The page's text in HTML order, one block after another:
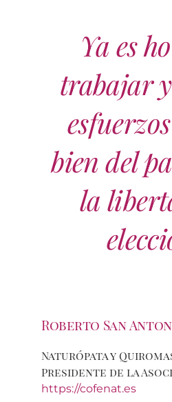
Ya es
trabajar
bien del
la
Roberto San
Naturópata y
Presidente de la
https://cofenat.es